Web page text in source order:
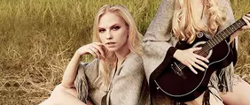
因为经常迁就他人
实......